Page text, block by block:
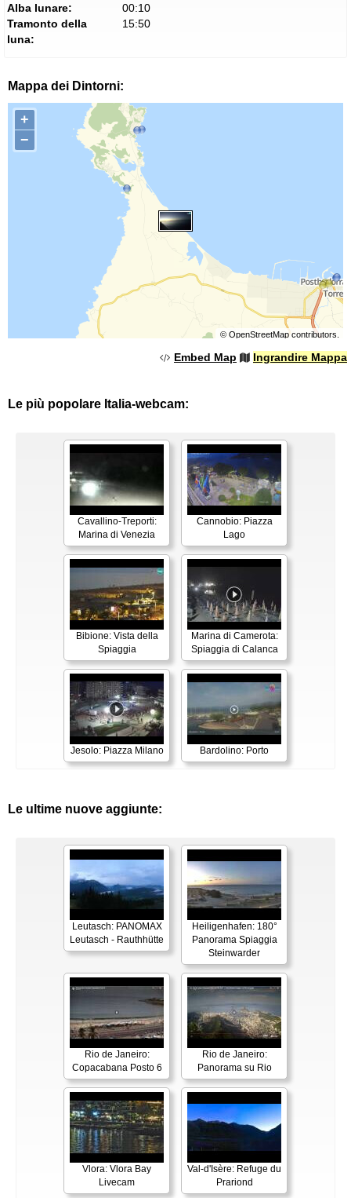
Alba lunare:
00:10
Tramonto della
luna:
15:50
Mappa dei Dintorni:
+
−
© OpenStreetMapcontributors.
Embed Map Ingrandire Mappa
Le più popolare Italia-webcam:
Cavallino-Treporti:
Marina di Venezia
Cannobio: Piazza
Lago
Bibione: Vista della
Spiaggia
Marina di Camerota:
Spiaggia di Calanca
Jesolo: Piazza Milano Bardolino: Porto
Le ultime nuove aggiunte:
Leutasch: PANOMAX
Leutasch - Rauthhütte
Heiligenhafen: 180°
Panorama Spiaggia
Steinwarder
Rio de Janeiro:
Copacabana Posto 6
Rio de Janeiro:
Panorama su Rio
Vlora: Vlora Bay
Livecam
Val-d'Isère: Refuge du
Prariond